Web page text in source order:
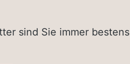
sind Sie immer bestens